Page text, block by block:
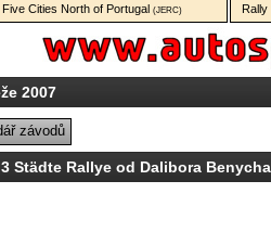
Five Cities North of Portugal (JERC) Rally
2007
závodů
Städte Rallye od Dalibora